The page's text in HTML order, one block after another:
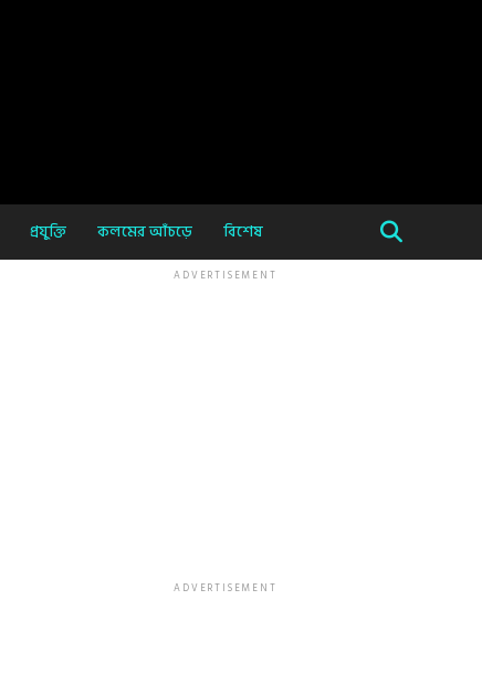
প্রযুক্তি কলমের আঁচড়ে বিশেষ
ADVERTISEMENT
ADVERTISEMENT